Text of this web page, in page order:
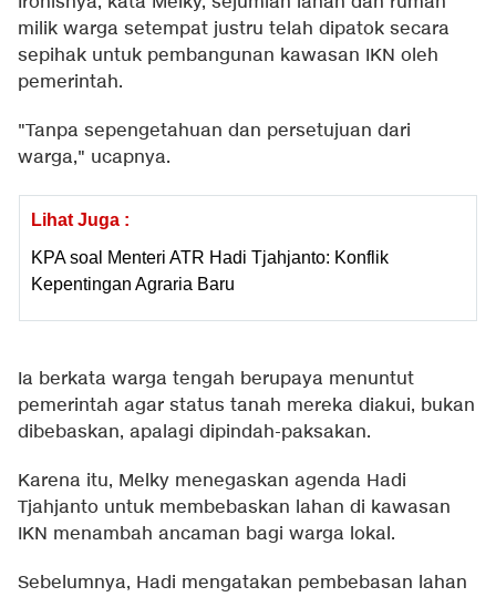
milik warga setempat justru telah dipatok secara
sepihak untuk pembangunan kawasan IKN oleh
pemerintah.
"Tanpa sepengetahuan dan persetujuan dari
warga," ucapnya.
Lihat Juga :
KPA soal Menteri ATR Hadi Tjahjanto: Konflik
Kepentingan Agraria Baru
Ia berkata warga tengah berupaya menuntut
pemerintah agar status tanah mereka diakui, bukan
dibebaskan, apalagi dipindah-paksakan.
Karena itu, Melky menegaskan agenda Hadi
Tjahjanto untuk membebaskan lahan di kawasan
IKN menambah ancaman bagi warga lokal.
Sebelumnya, Hadi mengatakan pembebasan lahan